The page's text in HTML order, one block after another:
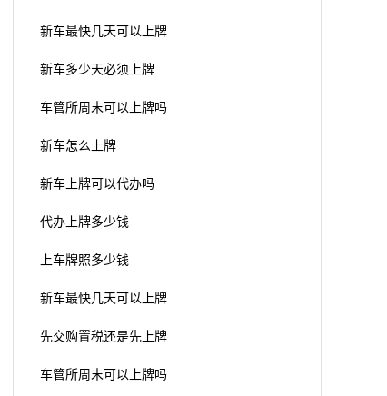
新车最快几天可以上牌
新车多少天必须上牌
车管所周末可以上牌吗
新车怎么上牌
新车上牌可以代办吗
代办上牌多少钱
上车牌照多少钱
新车最快几天可以上牌
先交购置税还是先上牌
车管所周末可以上牌吗